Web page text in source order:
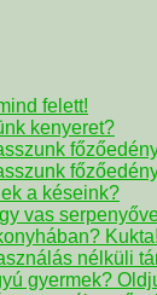
felett!
kenyeret?
a késeink?
vas
Kukta!
nélküli
gyermek?